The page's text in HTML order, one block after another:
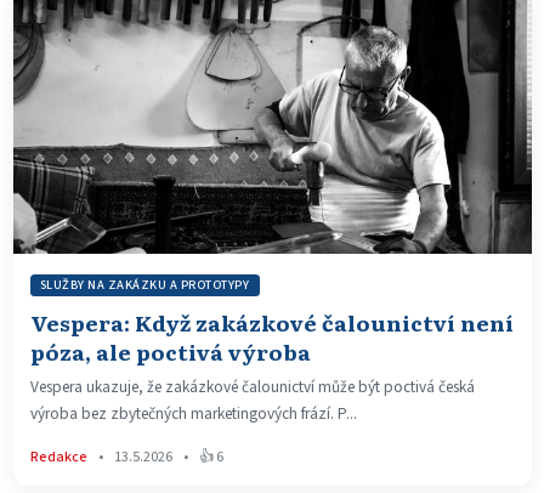
SLUŽBY NA ZAKÁZKU A PROTOTYPY
Vespera: Když zakázkové čalounictví není
póza, ale poctivá výroba
Vespera ukazuje, že zakázkové čalounictví může být poctivá česká
výroba bez zbytečných marketingových frází. P...
Redakce • 13.5.2026 • 👍 6